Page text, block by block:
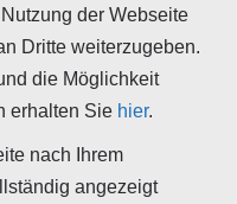
Pilze und
der Webseite
Dritte weiterzugeben.
die Möglichkeit
erhalten Sie hier.
nach Ihrem
angezeigt